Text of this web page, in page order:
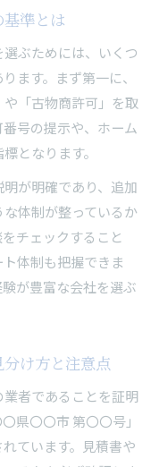
運搬許可の使い分
っていますか
可業者の違い
べき法律知識
サービスの信頼性
リスクと事例
収許可証ポイント
ントまとめ
るためのステップ
き法的ポイント
業者のメリット
準とは
ぶためには、いくつ
ます。まず第一に、
「古物商許可」を取
号の提示や、ホーム
となります。
が明確であり、追加
体制が整っているか
チェックすること
体制も把握できま
が豊富な会社を選ぶ
け方と注意点
者であることを証明
県〇〇市 第〇〇号」
ています。見積書や